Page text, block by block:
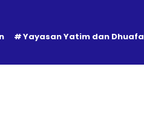
Yayasan Yatim dan